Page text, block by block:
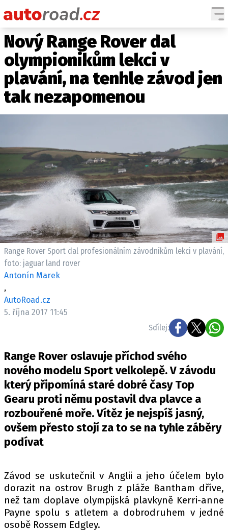
AUTA
TESTY AUT
NOVINKY
EKO
TECHNIKA
EKONOMIKA
ČESKÝ TRH
TUNING
PROFI
ELEKTRO
NOVINKY ZE SVĚTA EV
TISKOVKY
ROZHOVORY
DAKAR
Z DOMOVA
ZE SVĚTA
MOTORSPORT
ČEŠI V AKCI
FIA CEZ & POHÁRY
MEZINÁRODNÍ SCÉNA
Nový Range Rover dal
olympionikům lekci v
plavání, na tenhle závod jen
tak nezapomenou
Range Rover Sport dal profesionálním závodníkům lekci v plavání,
foto: jaguar land rover
Antonín Marek
,
AutoRoad.cz
5. října 2017 11:45
Sdílej:
Range Rover oslavuje příchod svého
nového modelu Sport velkolepě. V závodu
který připomíná staré dobré časy Top
Gearu proti němu postavil dva plavce a
rozbouřené moře. Vítěz je nejspíš jasný,
ovšem přesto stojí za to se na tyhle záběry
podívat
Závod se uskutečnil v Anglii a jeho účelem bylo
dorazit na ostrov Brugh z pláže Bantham dříve,
než tam doplave olympijská plavkyně Kerri-anne
Payne spolu s atletem a dobrodruhem v jedné
osobě Rossem Edgley.